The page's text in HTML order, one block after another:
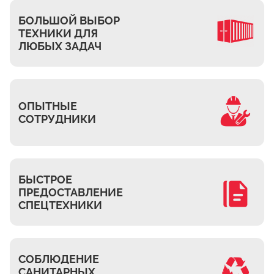
Жуково
Петровское
Томилино
Токарёво
Жилино-1
Чкалово
БОЛЬШОЙ ВЫБОР
ТЕХНИКИ ДЛЯ
ЛЮБЫХ ЗАДАЧ
ОПЫТНЫЕ
СОТРУДНИКИ
БЫСТРОЕ
ПРЕДОСТАВЛЕНИЕ
СПЕЦТЕХНИКИ
СОБЛЮДЕНИЕ